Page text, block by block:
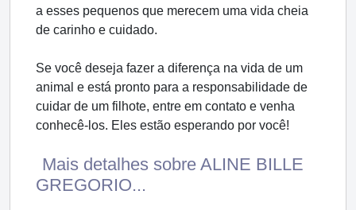
a esses pequenos que merecem uma vida cheia
de carinho e cuidado.
Se você deseja fazer a diferença na vida de um
animal e está pronto para a responsabilidade de
cuidar de um filhote, entre em contato e venha
conhecê-los. Eles estão esperando por você!
Mais detalhes sobre ALINE BILLE
GREGORIO...